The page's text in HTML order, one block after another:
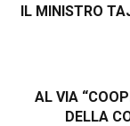
IL MINISTRO
AL VIA
DELLA